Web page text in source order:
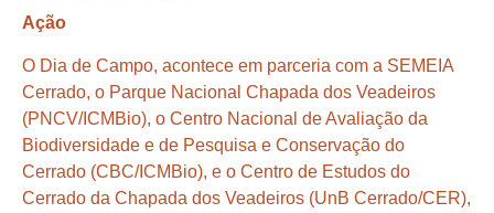
Ação
O Dia de Campo, acontece em parceria com a SEMEIA
Cerrado, o Parque Nacional Chapada dos Veadeiros
(PNCV/ICMBio), o Centro Nacional de Avaliação da
Biodiversidade e de Pesquisa e Conservação do
Cerrado (CBC/ICMBio), e o Centro de Estudos do
Cerrado da Chapada dos Veadeiros (UnB Cerrado/CER),